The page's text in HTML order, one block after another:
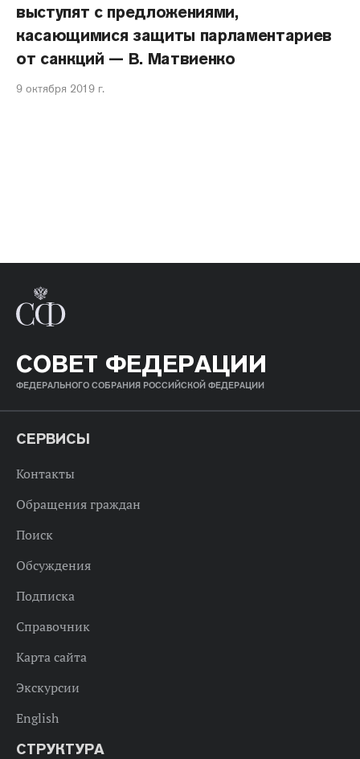
выступят с предложениями,
касающимися защиты парламентариев
от санкций — В. Матвиенко
9 октября 2019 г.
СОВЕТ ФЕДЕРАЦИИ
ФЕДЕРАЛЬНОГО СОБРАНИЯ РОССИЙСКОЙ ФЕДЕРАЦИИ
СЕРВИСЫ
Контакты
Обращения граждан
Поиск
Обсуждения
Подписка
Справочник
Карта сайта
Экскурсии
English
СТРУКТУРА